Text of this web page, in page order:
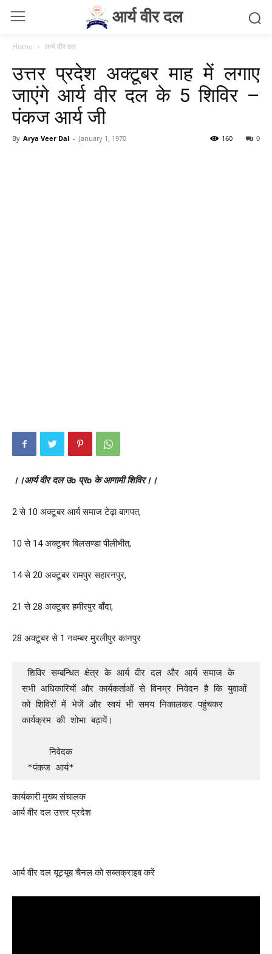
आर्य वीर दल
Home आर्य वीर दल
उत्तर प्रदेश अक्टूबर माह में लगाए
जाएंगे आर्य वीर दल के 5 शिविर –
पंकज आर्य जी
By Arya Veer Dal - January 1, 1970 0
160
।।आर्य वीर दल उo प्रo के आगामी शिविर।।
2 से 10 अक्टूबर आर्य समाज टेढ़ा बागपत,
10 से 14 अक्टूबर बिलसण्डा पीलीभीत,
14 से 20 अक्टूबर रामपुर सहारनपुर,
21 से 28 अक्टूबर हमीरपुर बाँदा,
28 अक्टूबर से 1 नवम्बर मुरलीपुर कानपुर
शिविर सम्बन्धित क्षेत्र के आर्य वीर दल और आर्य समाज के
सभी अधिकारियों और कार्यकर्ताओं से विनम्र निवेदन है कि युवाओं
को शिविरों में भेजें और स्वयं भी समय निकालकर पहुंचकर
कार्यक्रम की शोभा बढ़ायें।
     निवेदक
*पंकज आर्य*
कार्यकारी मुख्य संचालक
आर्य वीर दल उत्तर प्रदेश
आर्य वीर दल यूट्यूब चैनल को सब्सक्राइब करें